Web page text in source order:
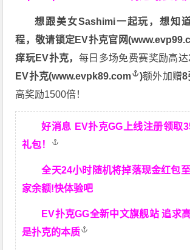
想跟美女Sashimi一起玩，想知
程，敬请锁定EV扑克官网(
痒玩EV扑克， 每日多场免费赛奖励高
EV扑克(www.evpk89.com )额外加赠8
高奖励1500倍！
好消息 EV扑克GG上线注册领取
礼包！
全天24小时随机将掉落现金红包
家余额!快体验吧
EV扑克GG全新中文旗舰站追求
是扑克的本质